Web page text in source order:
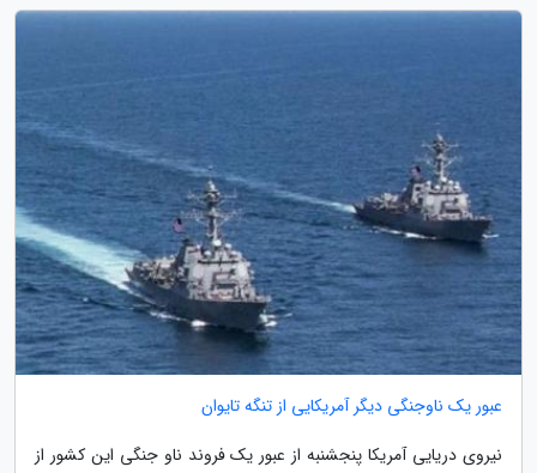
عبور یک ناوجنگی دیگر آمریکایی از تنگه تایوان
نیروی دریایی آمریکا پنجشنبه از عبور یک فروند ناو جنگی این کشور از